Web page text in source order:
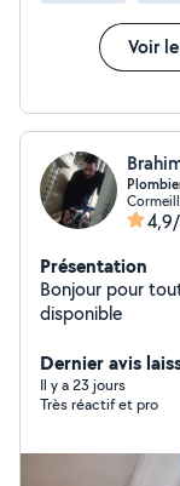
Voir
Présentation
Bonjour pour
disponible
Dernier avis
Il y a 23 jours
Très réactif et pro